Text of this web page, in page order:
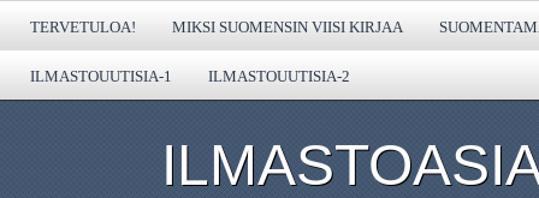
TERVETULOA! MIKSI SUOMENSIN VIISI KIRJAA
ILMASTOUUTISIA-1 ILMASTOUUTISIA-2